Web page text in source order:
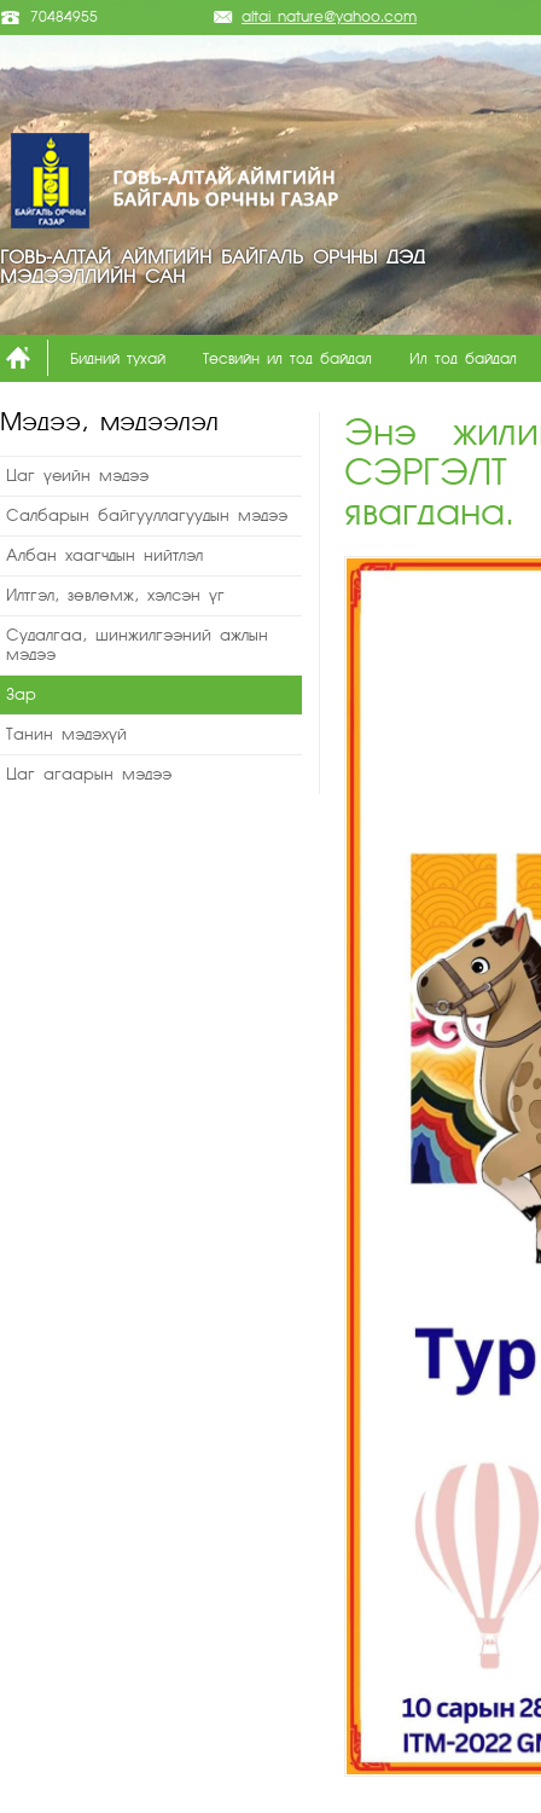
70484955 altai_nature@yahoo.com
ГОВЬ-АЛТАЙ АЙМГИЙН БАЙГАЛЬ ОРЧНЫ ДЭД
МЭДЭЭЛЛИЙН САН
Бидний тухай Төсвийн ил тод байдал Ил тод байдал
Мэдээ, мэдээлэл
Цаг үеийн мэдээ
Салбарын байгууллагуудын мэдээ
Албан хаагчдын нийтлэл
Илтгэл, зөвлөмж, хэлсэн үг
Судалгаа, шинжилгээний ажлын
мэдээ
Зар
Танин мэдэхүй
Цаг агаарын мэдээ
Энэ
СЭРГЭЛТ
явагдана.